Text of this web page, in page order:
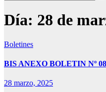
Día: 28 de
Boletines
BIS ANEXO BOLETIN Nº
28 marzo, 2025